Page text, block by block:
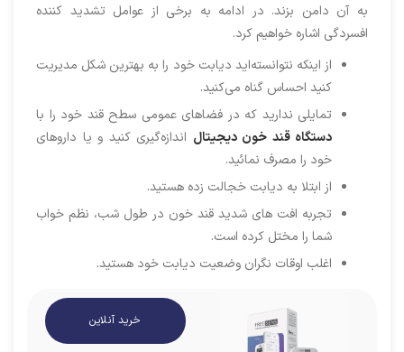
به آن دامن بزند. در ادامه به برخی از عوامل تشدید کننده
افسردگی اشاره خواهیم کرد.
از اینکه نتوانسته‌اید دیابت خود را به بهترین شکل مدیریت
کنید احساس گناه می‌کنید.
تمایلی ندارید که در فضاهای عمومی سطح قند خود را با
دستگاه قند خون دیجیتال اندازه‌گیری کنید و یا داروهای
خود را مصرف نمائید.
از ابتلا به دیابت خجالت زده هستید.
تجربه افت‌ های شدید قند خون در طول شب، نظم خواب
شما را مختل کرده است.
اغلب اوقات نگران وضعیت دیابت خود هستید.
خرید آنلاین